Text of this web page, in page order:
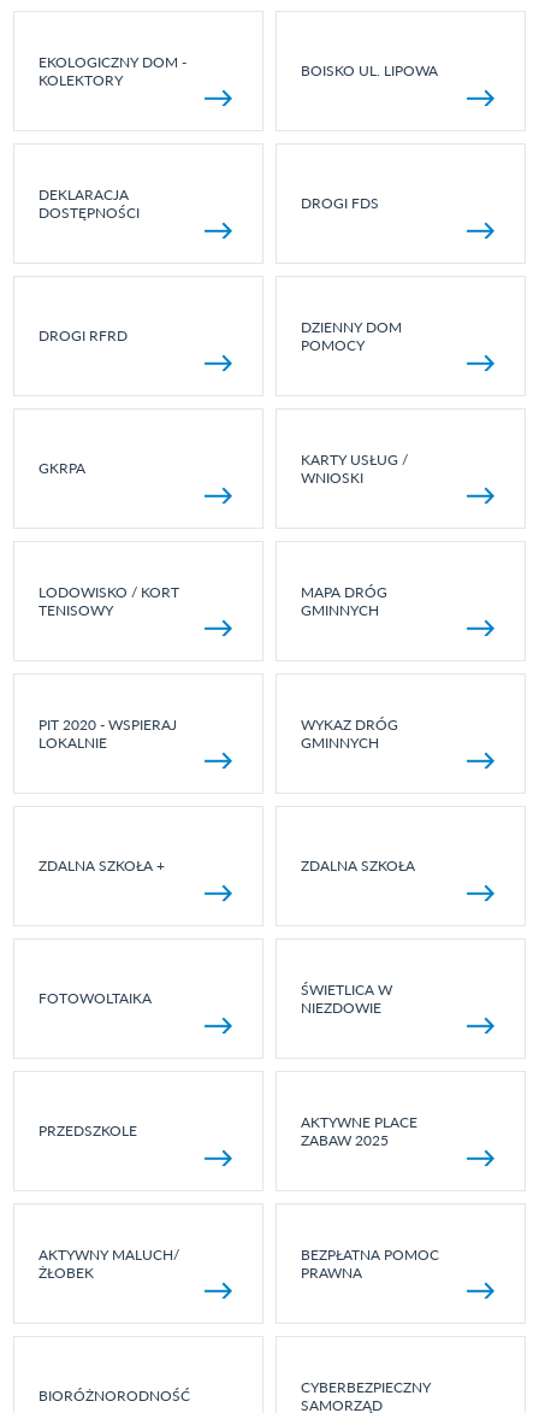
EKOLOGICZNY DOM -
KOLEKTORY
BOISKO UL. LIPOWA
DEKLARACJA
DOSTĘPNOŚCI
DROGI FDS
DROGI RFRD
DZIENNY DOM
POMOCY
GKRPA
KARTY USŁUG /
WNIOSKI
LODOWISKO / KORT
TENISOWY
MAPA DRÓG
GMINNYCH
PIT 2020 - WSPIERAJ
LOKALNIE
WYKAZ DRÓG
GMINNYCH
ZDALNA SZKOŁA + ZDALNA SZKOŁA
FOTOWOLTAIKA
ŚWIETLICA W
NIEZDOWIE
PRZEDSZKOLE
AKTYWNE PLACE
ZABAW 2025
AKTYWNY MALUCH/
ŻŁOBEK
BEZPŁATNA POMOC
PRAWNA
BIORÓŻNORODNOŚĆ
CYBERBEZPIECZNY
SAMORZĄD